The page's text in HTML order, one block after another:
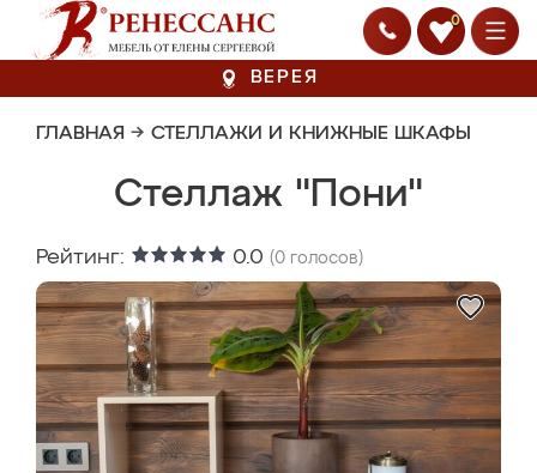
0
ВЕРЕЯ
ГЛАВНАЯ → СТЕЛЛАЖИ И КНИЖНЫЕ ШКАФЫ
Стеллаж "Пони"
Рейтинг: 0.0 (0 голосов)